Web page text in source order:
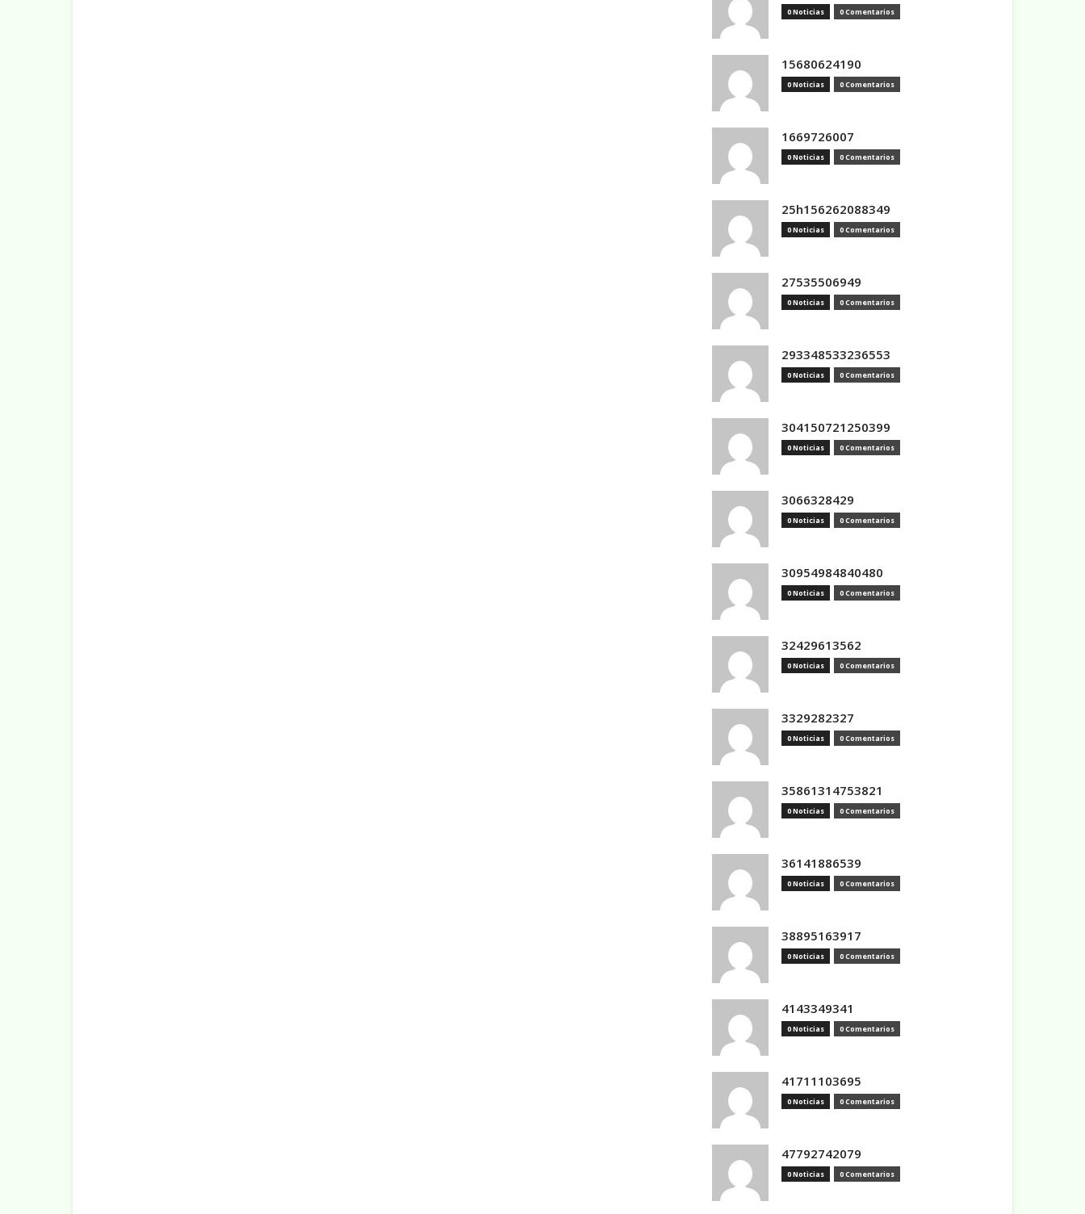
0 Noticias 0 Comentarios
15680624190
0 Noticias 0 Comentarios
1669726007
0 Noticias 0 Comentarios
25h156262088349
0 Noticias 0 Comentarios
27535506949
0 Noticias 0 Comentarios
293348533236553
0 Noticias 0 Comentarios
304150721250399
0 Noticias 0 Comentarios
3066328429
0 Noticias 0 Comentarios
30954984840480
0 Noticias 0 Comentarios
32429613562
0 Noticias 0 Comentarios
3329282327
0 Noticias 0 Comentarios
35861314753821
0 Noticias 0 Comentarios
36141886539
0 Noticias 0 Comentarios
38895163917
0 Noticias 0 Comentarios
4143349341
0 Noticias 0 Comentarios
41711103695
0 Noticias 0 Comentarios
47792742079
0 Noticias 0 Comentarios